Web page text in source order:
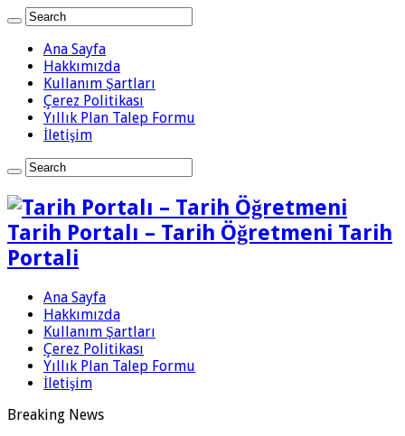
Ana Sayfa
Hakkımızda
Kullanım Şartları
Çerez Politikası
Yıllık Plan Talep Formu
İletişim
Tarih Portalı – Tarih Öğretmeni Tarih
Portali
Ana Sayfa
Hakkımızda
Kullanım Şartları
Çerez Politikası
Yıllık Plan Talep Formu
İletişim
Breaking News